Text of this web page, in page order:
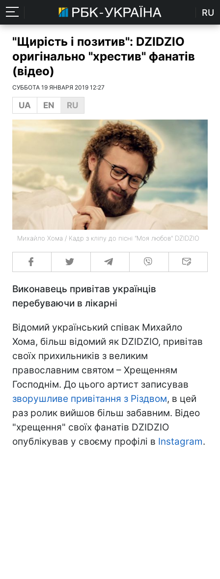
RU
"Щирість і позитив": DZIDZIO
оригінально "хрестив" фанатів
(відео)
СУББОТА 19 ЯНВАРЯ 2019 12:27
UA EN RU
Михайло Хома / Кадр з кліпу до пісні "Моя любов" DZIDZIO
Виконавець привітав українців
перебуваючи в лікарні
Відомий український співак Михайло
Хома, більш відомий як DZIDZIO, привітав
своїх прихильників з великим
православним святом – Хрещенням
Господнім. До цього артист записував
зворушливе привітання з Різдвом, в цей
раз ролик вийшов більш забавним. Відео
"хрещення" своїх фанатів DZIDZIO
опублікував у своєму профілі в Instagram.